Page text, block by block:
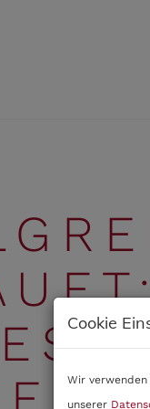
Cookie
Wir
unserer